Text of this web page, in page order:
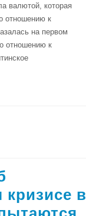
валютой, которая
отношению к
на первом
отношению к
в